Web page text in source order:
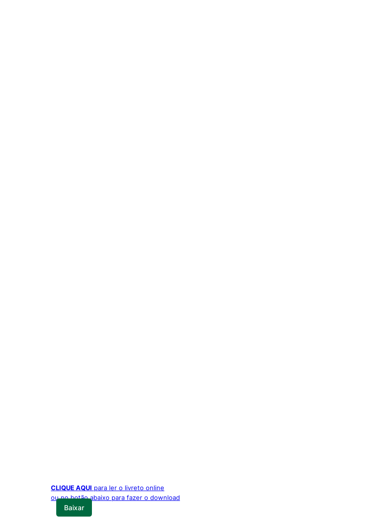
CLIQUE AQUI para ler o livreto online
ou no botão abaixo para fazer o download
Baixar